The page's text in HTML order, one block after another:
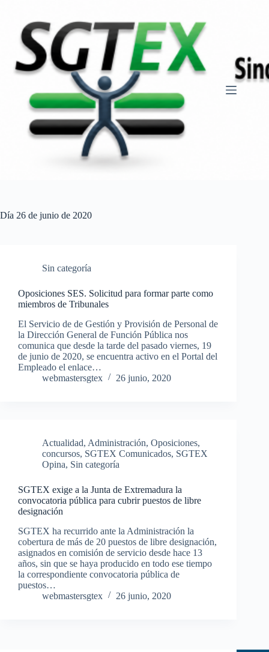
contenido
Día 26 de junio de 2020
Sin categoría
Oposiciones SES. Solicitud para formar parte como
miembros de Tribunales
El Servicio de de Gestión y Provisión de Personal de
la Dirección General de Función Pública nos
comunica que desde la tarde del pasado viernes, 19
de junio de 2020, se encuentra activo en el Portal del
Empleado el enlace…
webmastersgtex
26 junio, 2020
Actualidad, Administración, Oposiciones,
concursos, SGTEX Comunicados, SGTEX
Opina, Sin categoría
SGTEX exige a la Junta de Extremadura la
convocatoria pública para cubrir puestos de libre
designación
SGTEX ha recurrido ante la Administración la
cobertura de más de 20 puestos de libre designación,
asignados en comisión de servicio desde hace 13
años, sin que se haya producido en todo ese tiempo
la correspondiente convocatoria pública de
puestos…
webmastersgtex
26 junio, 2020